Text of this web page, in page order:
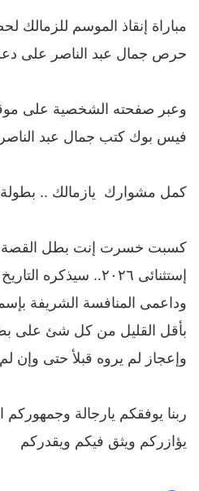
مباراة إنقاذ الموسم للزمالك
حرص جمال عبد الناصر على
وعبر صفحته الشخصية على
فيس بوك كتب جمال عبد الناصر
كمل مشوارك يازمالك .. بطولة
كسبت خسرت إنت بطل
إستثنائى ٢٠٢٦..
وداعمى المنافسة الشريفة
بأقل القليل من كل شئ على
وإعجاز لم يروه قبلأ حتى وإن
ربنا يوفقكم يارجالة
يؤازركم ويثق فيكم ويقدركم